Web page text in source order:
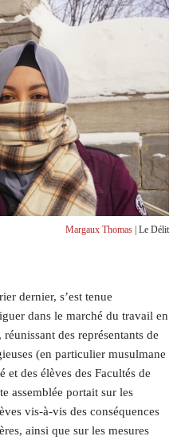
Margaux Thomas | Le Délit
dernier, s’est tenue
dans le marché du travail en
des représentants de
(en particulier musulmane
et des élèves des Facultés de
assemblée portait sur les
vis-à-vis des conséquences
ainsi que sur les mesures